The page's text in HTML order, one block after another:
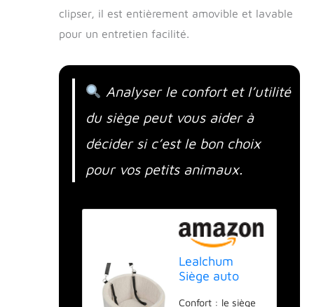
clipser, il est entièrement amovible et lavable
pour un entretien facilité.
Analyser le confort et l’utilité
du siège peut vous aider à
décider si c’est le bon choix
pour vos petits animaux.
Lealchum
Siège auto
Confort : le siège